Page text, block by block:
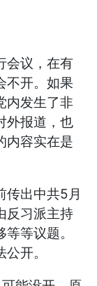
议，在有
不开。如果
内发生了非
外报道，也
内容实在是
出中共5月
反习派主持
等议题。
开。